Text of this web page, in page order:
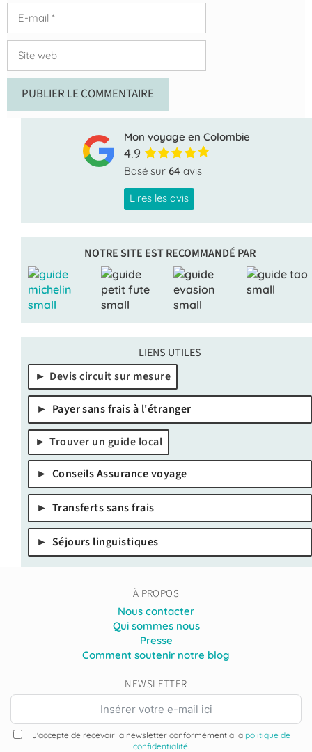
mail
web
Mon voyage en Colombie
4.9
Basé sur 64 avis
Lires les avis
NOTRE SITE EST RECOMMANDÉ PAR
LIENS UTILES
Devis circuit sur mesure
Payer sans frais à l'étranger
Trouver un guide local
Conseils Assurance voyage
Transferts sans frais
Séjours linguistiques
À PROPOS
Nous contacter
Qui sommes nous
Presse
Comment soutenir notre blog
NEWSLETTER
J'accepte de recevoir la newsletter conformément à la politique de
confidentialité